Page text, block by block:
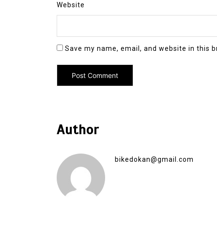
Website
Save my name, email, and website in this
Author
bikedokan@gmail.com